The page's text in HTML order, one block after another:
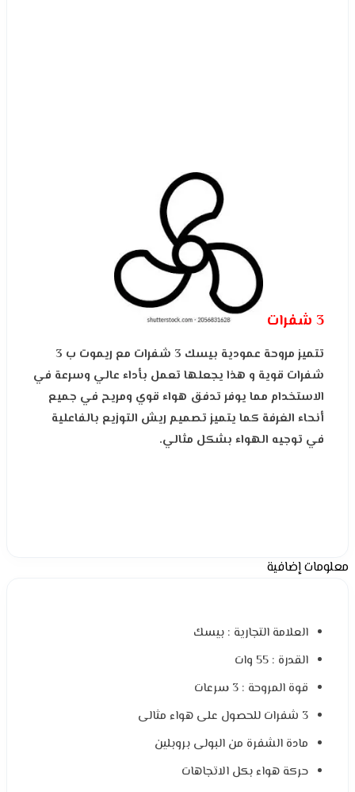
3 شفرات
تتميز مروحة عمودية بيسك 3 شفرات مع ريموت ب 3
شفرات قوية و هذا يجعلها تعمل بأداء عالي وسرعة في
الاستخدام مما يوفر تدفق هواء قوي ومريح في جميع
أنحاء الغرفة كما يتميز تصميم ريش التوزيع بالفاعلية
في توجيه الهواء بشكل مثالي.
معلومات إضافية
العلامة التجارية : بيسك
القدرة : 55 وات
قوة المروحة : 3 سرعات
3 شفرات للحصول على هواء مثالى
مادة الشفرة من البولى بروبلين
حركة هواء بكل الاتجاهات